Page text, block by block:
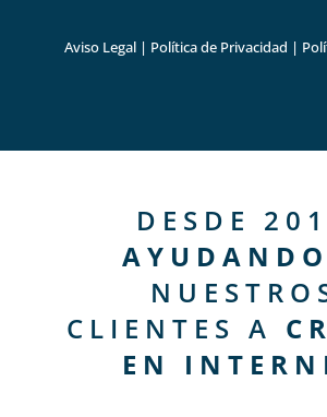
Aviso Legal | Política de Privacidad |
DESDE
AYUDANDO
CLIENTES A
EN